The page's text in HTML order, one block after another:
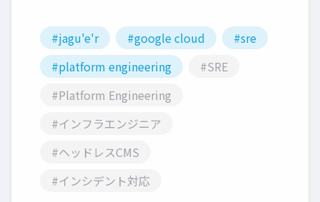
#jagu'e'r #google cloud
#sre
#platform engineering
#SRE
#Platform Engineering
#インフラエンジニア
#ヘッドレスCMS
#インシデント対応